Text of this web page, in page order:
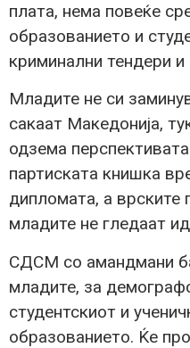
плата, нема повеќе
образованието и
криминални тендери и
Младите не си
сакаат Македонија,
одзема
партиската книшка
дипломата, а врските
младите не гледаат
СДСМ со амандмани
младите, за
студентскиот и
образованието. Ќе